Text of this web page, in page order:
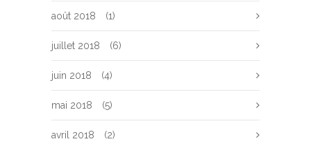
août 2018 (1)
juillet 2018 (6)
juin 2018 (4)
mai 2018 (5)
avril 2018 (2)